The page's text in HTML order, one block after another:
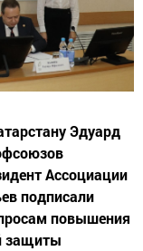
Эдуард
Ассоциации
подписали
повышения
защиты